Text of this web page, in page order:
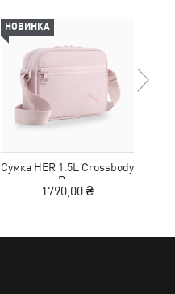
НОВИНКА
Сумка HER 1.5L Crossbody
Bag
1790,00 ₴